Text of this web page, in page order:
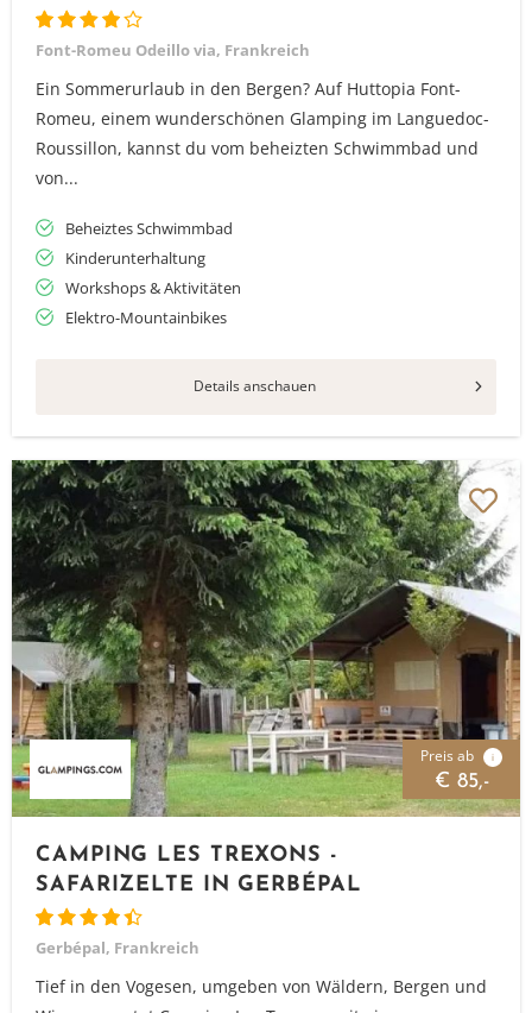
Font-Romeu Odeillo via, Frankreich
Ein Sommerurlaub in den Bergen? Auf Huttopia Font-
Romeu, einem wunderschönen Glamping im Languedoc-
Roussillon, kannst du vom beheizten Schwimmbad und
von...
Beheiztes Schwimmbad
Kinderunterhaltung
Workshops & Aktivitäten
Elektro-Mountainbikes
Details anschauen
Preis ab i
€ 85,-
CAMPING LES TREXONS -
SAFARIZELTE IN GERBÉPAL
Gerbépal, Frankreich
Tief in den Vogesen, umgeben von Wäldern, Bergen und